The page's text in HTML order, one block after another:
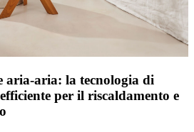
aria-aria: la tecnologia di
per il riscaldamento e